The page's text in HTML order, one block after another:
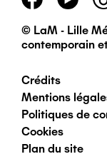
© LaM - Lille
contemporain
Pied
de
Crédits
Mentions
Politiques de
Cookies
Plan du site